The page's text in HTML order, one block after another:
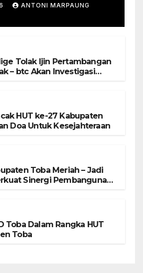
Palsu – Jerry
DTA – Frengki
Kami Tidak Miliki
– Tanda Tangan
Diduga
ANTONI MARPAUNG
Tolak Ijin Pertambangan
– btc Akan Investigasi
HUT ke-27 Kabupaten
Doa Untuk Kesejahteraan
Toba Meriah – Jadi
Sinergi Pembangunan
Toba Dalam Rangka HUT
Toba